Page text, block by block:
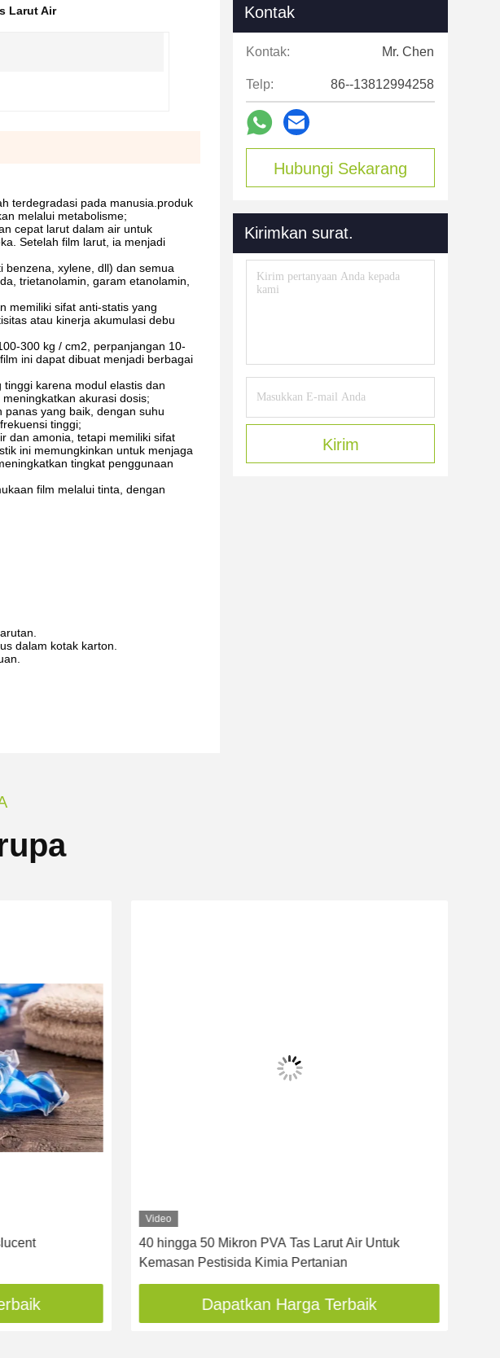
Larut Air
terdegradasi pada manusia.produk
melalui metabolisme;
cepat larut dalam air untuk
Setelah film larut, ia menjadi
benzena, xylene, dll) dan semua
trietanolamin, garam etanolamin,
memiliki sifat anti-statis yang
atau kinerja akumulasi debu
300 kg / cm2, perpanjangan 10-
ini dapat dibuat menjadi berbagai
karena modul elastis dan
akurasi dosis;
yang baik, dengan suhu
tinggi;
dan amonia, tetapi memiliki sifat
ini memungkinkan untuk menjaga
tingkat penggunaan
film melalui tinta, dengan
dalam kotak karton.
Kontak
Kontak: Mr. Chen
Telp: 86--13812994258
Hubungi Sekarang
Kirimkan surat.
Kirim
Video
40 hingga 50 Mikron PVA Tas Larut Air Untuk
Kemasan Pestisida Kimia Pertanian
Dapatkan Harga Terbaik